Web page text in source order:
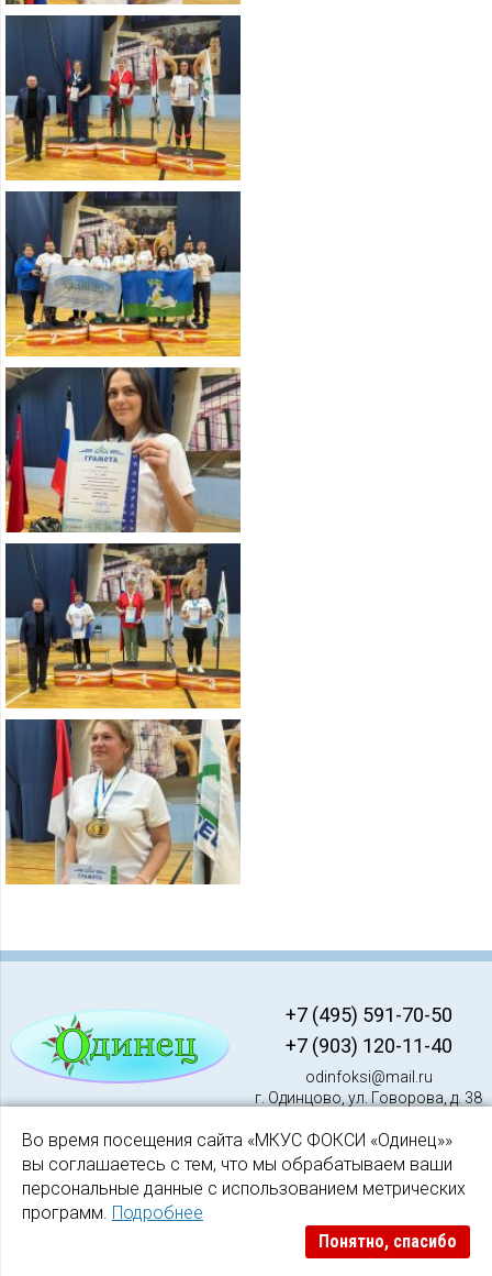
+7 (495) 591-70-50
+7 (903) 120-11-40
odinfoksi@mail.ru
г. Одинцово, ул. Говорова, д. 38
© 2026. Муниципальное казенное учреждение спорта «Физкультурно
оздоровительный клуб для спортсменов-инвалидов «Одинец» (МКУС
Во время посещения сайта «МКУС ФОКСИ «Одинец»»
вы соглашаетесь с тем, что мы обрабатываем ваши
персональные данные с использованием метрических
программ. Подробнее
Понятно, спасибо